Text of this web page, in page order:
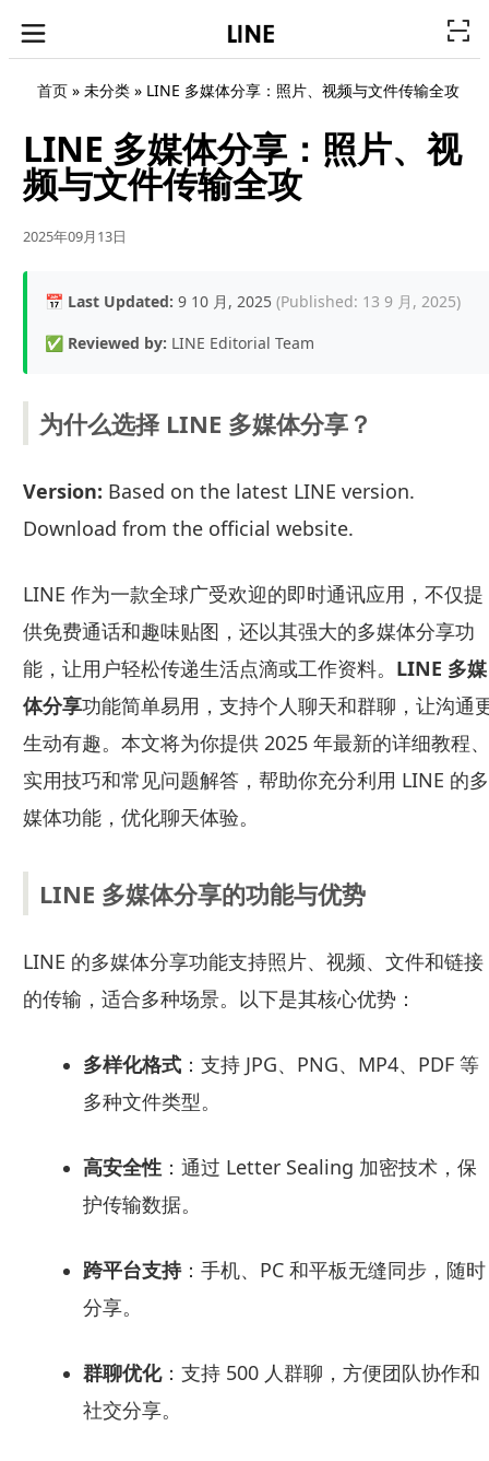
首页» 未分类 » LINE 多媒体分享：照片、视频与文件传输全攻
LINE 多媒体分享：照片、视
频与文件传输全攻
2025年09月13日
📅 Last Updated: 9 10 月, 2025 (Published: 13 9 月, 2025)
✅ Reviewed by: LINE Editorial Team
为什么选择 LINE 多媒体分享？
Version: Based on the latest LINE version.
Download from the official website.
LINE 作为一款全球广受欢迎的即时通讯应用，不仅提
供免费通话和趣味贴图，还以其强大的多媒体分享功
能，让用户轻松传递生活点滴或工作资料。 LINE 多媒
体分享功能简单易用，支持个人聊天和群聊，让沟通
生动有趣。本文将为你提供 2025 年最新的详细教程、
实用技巧和常见问题解答，帮助你充分利用 LINE 的多
媒体功能，优化聊天体验。
LINE 多媒体分享的功能与优势
LINE 的多媒体分享功能支持照片、视频、文件和链接
的传输，适合多种场景。以下是其核心优势：
多样化格式：支持 JPG、PNG、MP4、PDF 等
多种文件类型。
高安全性：通过 Letter Sealing 加密技术，保
护传输数据。
跨平台支持：手机、PC 和平板无缝同步，随时
分享。
群聊优化：支持 500 人群聊，方便团队协作和
社交分享。